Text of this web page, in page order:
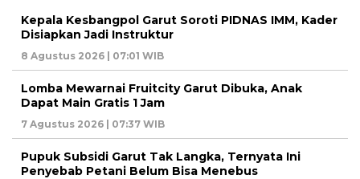
Kepala Kesbangpol Garut Soroti PIDNAS IMM, Kader
Disiapkan Jadi Instruktur
8 Agustus 2026 | 07:01 WIB
Lomba Mewarnai Fruitcity Garut Dibuka, Anak
Dapat Main Gratis 1 Jam
7 Agustus 2026 | 07:37 WIB
Pupuk Subsidi Garut Tak Langka, Ternyata Ini
Penyebab Petani Belum Bisa Menebus